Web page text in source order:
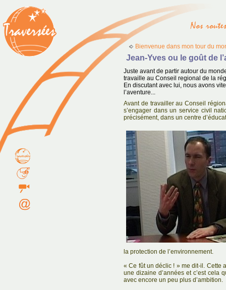
Bienvenue dans mon tour du
Jean-Yves ou le goût de
Juste avant de partir autour du
travaille au Conseil regional de la
En discutant avec lui, nous avons
l’aventure...
Avant de travailler au Conseil
s’engager dans un service civil
précisément, dans un centre
la protection de l’environnement.
« Ce fût un déclic ! » me dit-il. Cette
une dizaine d’années et c’est cela
avec encore un peu plus d’ambition.